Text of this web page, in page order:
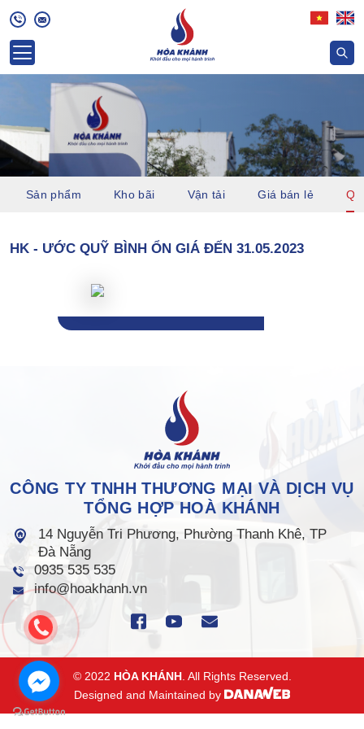
Sản phẩm Kho bãi Vận tải Giá bán lẻ
HK - ƯỚC QUỸ BÌNH ỔN GIÁ ĐẾN 31.05.2023
CÔNG TY TNHH THƯƠNG MẠI VÀ DỊCH VỤ
TỔNG HỢP HOÀ KHÁNH
14 Nguyễn Tri Phương, Phường Thanh Khê, TP
Đà Nẵng
0935 535 535
info@hoakhanh.vn
© 2022 HÒA KHÁNH. All Rights Reserved.
Designed and Maintained by